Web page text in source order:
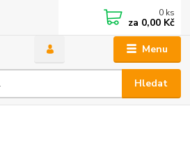
Menu
Hledat
0 ks
za 0,00 Kč